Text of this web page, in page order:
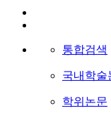
통합검색
국내학술
학위논문